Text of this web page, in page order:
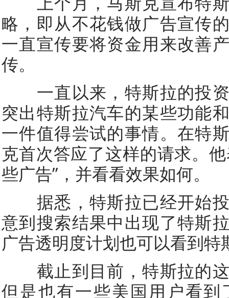
略，即从不花钱做广告宣传
一直宣传要将资金用来改善
传。
一直以来，特斯拉的投资
突出特斯拉汽车的某些功能
一件值得尝试的事情。在特
克首次答应了这样的请求。
些广告”，并看看效果如何。
据悉，特斯拉已经开始投
意到搜索结果中出现了特斯
广告透明度计划也可以看到特
截止到目前，特斯拉的这
但是也有一些美国用户看